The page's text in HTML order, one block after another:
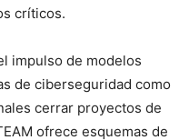
críticos.
impulso de modelos
de ciberseguridad como
cerrar proyectos de
ofrece esquemas de